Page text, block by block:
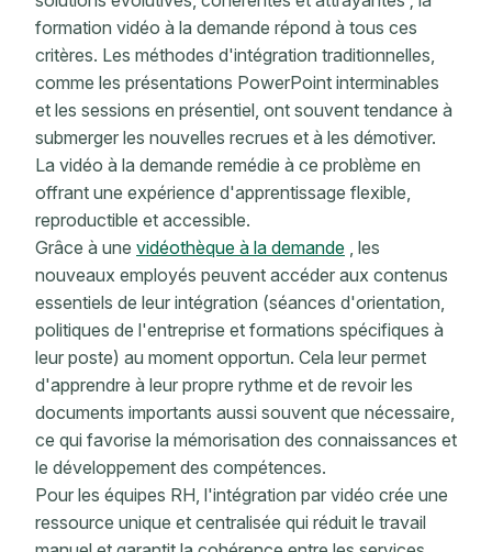
formation vidéo à la demande répond à tous ces
critères. Les méthodes d'intégration traditionnelles,
comme les présentations PowerPoint interminables
et les sessions en présentiel, ont souvent tendance à
submerger les nouvelles recrues et à les démotiver.
La vidéo à la demande remédie à ce problème en
offrant une expérience d'apprentissage flexible,
reproductible et accessible.
Grâce à une vidéothèque à la demande , les
nouveaux employés peuvent accéder aux contenus
essentiels de leur intégration (séances d'orientation,
politiques de l'entreprise et formations spécifiques à
leur poste) au moment opportun. Cela leur permet
d'apprendre à leur propre rythme et de revoir les
documents importants aussi souvent que nécessaire,
ce qui favorise la mémorisation des connaissances et
le développement des compétences.
Pour les équipes RH, l'intégration par vidéo crée une
ressource unique et centralisée qui réduit le travail